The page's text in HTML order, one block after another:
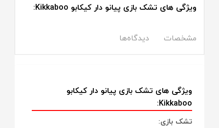
ویژگی های تشک بازی پیانو دار کیکابو Kikkaboo:
مشخصات دیدگاه‌ها
ویژگی های تشک بازی پیانو دار کیکابو
Kikkaboo:
تشک بازی: